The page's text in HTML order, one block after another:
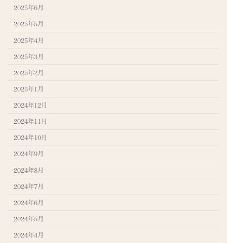
2025年6月
2025年5月
2025年4月
2025年3月
2025年2月
2025年1月
2024年12月
2024年11月
2024年10月
2024年9月
2024年8月
2024年7月
2024年6月
2024年5月
2024年4月